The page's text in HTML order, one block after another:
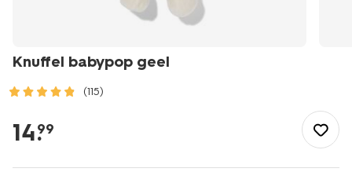
Knuffel babypop geel
(115)
hobby/poppen/knuffel-
babypop-
15100603.html
14.
99